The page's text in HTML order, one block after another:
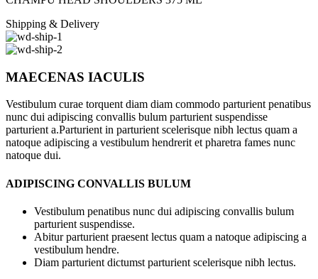
Shipping & Delivery
MAECENAS IACULIS
Vestibulum curae torquent diam diam commodo parturient penatibus
nunc dui adipiscing convallis bulum parturient suspendisse
parturient a.Parturient in parturient scelerisque nibh lectus quam a
natoque adipiscing a vestibulum hendrerit et pharetra fames nunc
natoque dui.
ADIPISCING CONVALLIS BULUM
Vestibulum penatibus nunc dui adipiscing convallis bulum
parturient suspendisse.
Abitur parturient praesent lectus quam a natoque adipiscing a
vestibulum hendre.
Diam parturient dictumst parturient scelerisque nibh lectus.